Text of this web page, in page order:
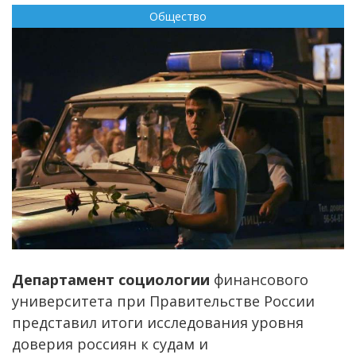
Общество
Департамент социологии финансового
университета при Правительстве России
представил итоги исследования уровня
доверия россиян к судам и